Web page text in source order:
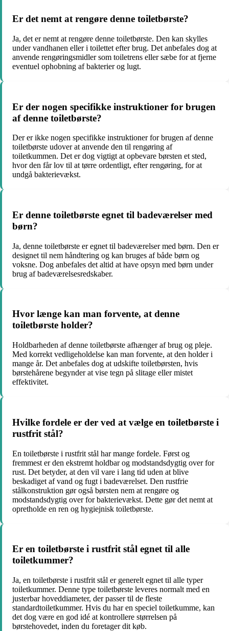
Er det nemt at rengøre denne toiletbørste?
Ja, det er nemt at rengøre denne toiletbørste. Den kan skylles
under vandhanen eller i toilettet efter brug. Det anbefales dog at
anvende rengøringsmidler som toiletrens eller sæbe for at fjerne
eventuel ophobning af bakterier og lugt.
Er der nogen specifikke instruktioner for brugen
af denne toiletbørste?
Der er ikke nogen specifikke instruktioner for brugen af denne
toiletbørste udover at anvende den til rengøring af
toiletkummen. Det er dog vigtigt at opbevare børsten et sted,
hvor den får lov til at tørre ordentligt, efter rengøring, for at
undgå bakterievækst.
Er denne toiletbørste egnet til badeværelser med
børn?
Ja, denne toiletbørste er egnet til badeværelser med børn. Den er
designet til nem håndtering og kan bruges af både børn og
voksne. Dog anbefales det altid at have opsyn med børn under
brug af badeværelsesredskaber.
Hvor længe kan man forvente, at denne
toiletbørste holder?
Holdbarheden af denne toiletbørste afhænger af brug og pleje.
Med korrekt vedligeholdelse kan man forvente, at den holder i
mange år. Det anbefales dog at udskifte toiletbørsten, hvis
børstehårene begynder at vise tegn på slitage eller mistet
effektivitet.
Hvilke fordele er der ved at vælge en toiletbørste i
rustfrit stål?
En toiletbørste i rustfrit stål har mange fordele. Først og
fremmest er den ekstremt holdbar og modstandsdygtig over for
rust. Det betyder, at den vil vare i lang tid uden at blive
beskadiget af vand og fugt i badeværelset. Den rustfrie
stålkonstruktion gør også børsten nem at rengøre og
modstandsdygtig over for bakterievækst. Dette gør det nemt at
opretholde en ren og hygiejnisk toiletbørste.
Er en toiletbørste i rustfrit stål egnet til alle
toiletkummer?
Ja, en toiletbørste i rustfrit stål er generelt egnet til alle typer
toiletkummer. Denne type toiletbørste leveres normalt med en
justerbar hoveddiameter, der passer til de fleste
standardtoiletkummer. Hvis du har en speciel toiletkumme, kan
det dog være en god idé at kontrollere størrelsen på
børstehovedet, inden du foretager dit køb.